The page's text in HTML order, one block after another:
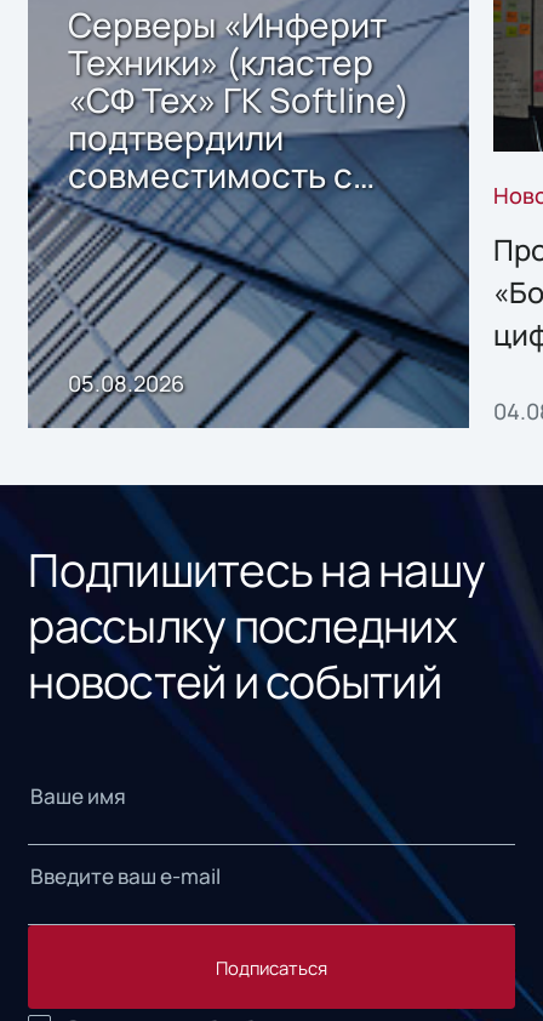
Серверы «Инферит
Техники» (кластер
«СФ Тех» ГК Softline)
подтвердили
совместимость с
решением Sharx
Storage 2.x для
хранения данных
05.08.2026
Подпишитесь на нашу
рассылку последних
новостей и событий
Подписаться